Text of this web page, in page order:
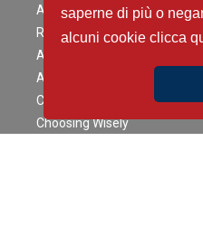
saperne di più o
alcuni cookie clicca
AI NEWS IN CARDIOLOGY in
Richiedi la versione
ANMCO Talks Young
Approfondimenti ANMCO
Casi Clinici
Choosing Wisely